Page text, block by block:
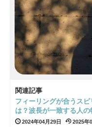
関連記事
フィーリングが合うス
は？波長が一致する人
2024年04月29日 2025年